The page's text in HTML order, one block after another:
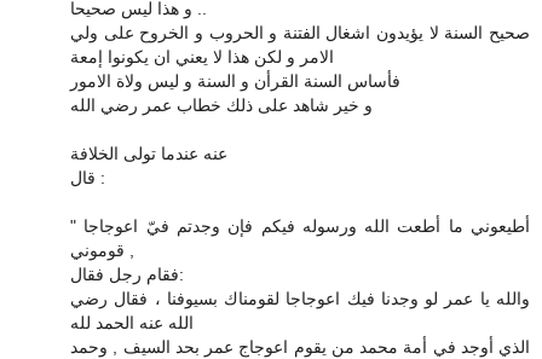
صحيح السنة لا يؤيدون اشغال الفتنة و الحروب و الخروح على ولي
الامر و لكن هذا لا يعني ان يكونوا إمعة
فأساس السنة القرأن و السنة و ليس ولاة الامور
و خير شاهد على ذلك خطاب عمر رضي الله
عنه عندما تولى الخلافة
قال :
" أطيعوني ما أطعت الله ورسوله فيكم فإن وجدتم فيّ اعوجاجا
فقام رجل فقال:
والله يا عمر لو وجدنا فيك اعوجاجا لقومناك بسيوفنا ، فقال رضي
الله عنه الحمد لله
الذي أوجد في أمة محمد من يقوم اعوجاج عمر بحد السيف , وحمد